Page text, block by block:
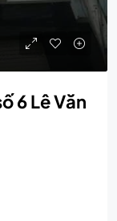
6 Lê Văn